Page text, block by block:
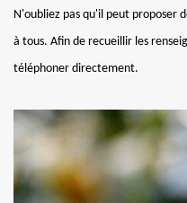
N'oubliez pas qu'il peut proposer
à tous. Afin de recueillir les
téléphoner directement.